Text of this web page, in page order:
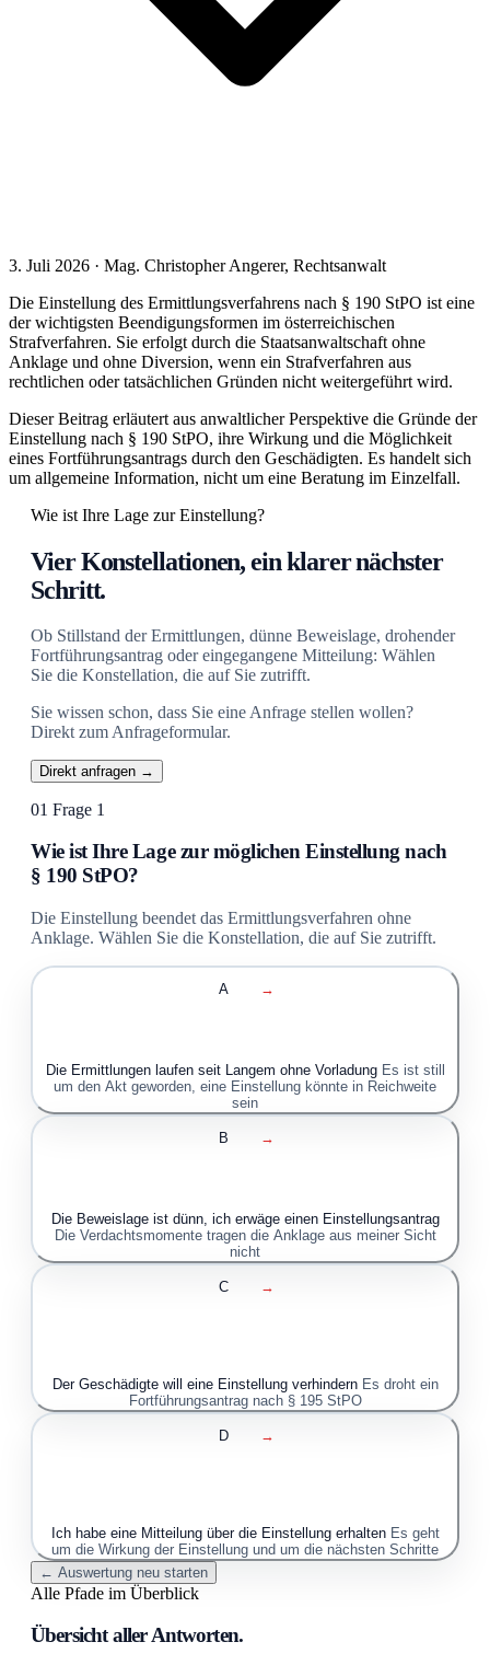
3. Juli 2026 · Mag. Christopher Angerer, Rechtsanwalt
Die Einstellung des Ermittlungsverfahrens nach § 190 StPO ist eine
der wichtigsten Beendigungsformen im österreichischen
Strafverfahren. Sie erfolgt durch die Staatsanwaltschaft ohne
Anklage und ohne Diversion, wenn ein Strafverfahren aus
rechtlichen oder tatsächlichen Gründen nicht weitergeführt wird.
Dieser Beitrag erläutert aus anwaltlicher Perspektive die Gründe der
Einstellung nach § 190 StPO, ihre Wirkung und die Möglichkeit
eines Fortführungsantrags durch den Geschädigten. Es handelt sich
um allgemeine Information, nicht um eine Beratung im Einzelfall.
Wie ist Ihre Lage zur Einstellung?
Vier Konstellationen, ein klarer nächster
Schritt.
Ob Stillstand der Ermittlungen, dünne Beweislage, drohender
Fortführungsantrag oder eingegangene Mitteilung: Wählen
Sie die Konstellation, die auf Sie zutrifft.
Sie wissen schon, dass Sie eine Anfrage stellen wollen?
Direkt zum Anfrageformular.
Direkt anfragen →
01 Frage 1
Wie ist Ihre Lage zur möglichen Einstellung nach
§ 190 StPO?
Die Einstellung beendet das Ermittlungsverfahren ohne
Anklage. Wählen Sie die Konstellation, die auf Sie zutrifft.
A →
Die Ermittlungen laufen seit Langem ohne Vorladung Es ist still
um den Akt geworden, eine Einstellung könnte in Reichweite
sein
B →
Die Beweislage ist dünn, ich erwäge einen Einstellungsantrag
Die Verdachtsmomente tragen die Anklage aus meiner Sicht
nicht
C →
Der Geschädigte will eine Einstellung verhindern Es droht ein
Fortführungsantrag nach § 195 StPO
D →
Ich habe eine Mitteilung über die Einstellung erhalten Es geht
um die Wirkung der Einstellung und um die nächsten Schritte
← Auswertung neu starten
Alle Pfade im Überblick
Übersicht aller Antworten.